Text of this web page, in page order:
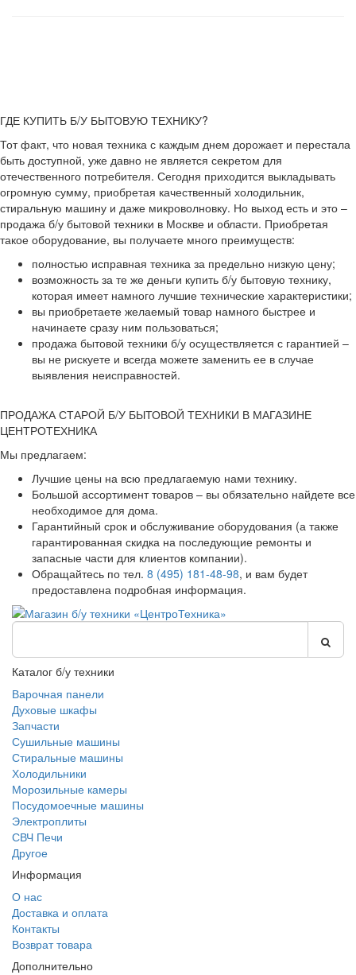
ГДЕ КУПИТЬ Б/У БЫТОВУЮ ТЕХНИКУ?
Тот факт, что новая техника с каждым днем дорожает и перестала
быть доступной, уже давно не является секретом для
отечественного потребителя. Сегодня приходится выкладывать
огромную сумму, приобретая качественный холодильник,
стиральную машину и даже микроволновку. Но выход есть и это –
продажа б/у бытовой техники в Москве и области. Приобретая
такое оборудование, вы получаете много преимуществ:
полностью исправная техника за предельно низкую цену;
возможность за те же деньги купить б/у бытовую технику,
которая имеет намного лучшие технические характеристики;
вы приобретаете желаемый товар намного быстрее и
начинаете сразу ним пользоваться;
продажа бытовой техники б/у осуществляется с гарантией –
вы не рискуете и всегда можете заменить ее в случае
выявления неисправностей.
ПРОДАЖА СТАРОЙ Б/У БЫТОВОЙ ТЕХНИКИ В МАГАЗИНЕ
ЦЕНТРОТЕХНИКА
Мы предлагаем:
Лучшие цены на всю предлагаемую нами технику.
Большой ассортимент товаров – вы обязательно найдете все
необходимое для дома.
Гарантийный срок и обслуживание оборудования (а также
гарантированная скидка на последующие ремонты и
запасные части для клиентов компании).
Обращайтесь по тел. 8 (495) 181-48-98, и вам будет
предоставлена подробная информация.
Каталог б/у техники
Варочная панели
Духовые шкафы
Запчасти
Сушильные машины
Стиральные машины
Холодильники
Морозильные камеры
Посудомоечные машины
Электроплиты
СВЧ Печи
Другое
Информация
О нас
Доставка и оплата
Контакты
Возврат товара
Дополнительно